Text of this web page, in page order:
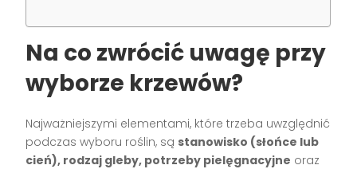
Na co zwrócić uwagę przy
wyborze krzewów?
Najważniejszymi elementami, które trzeba uwzględnić
podczas wyboru roślin, są stanowisko (słońce lub
cień), rodzaj gleby, potrzeby pielęgnacyjne oraz